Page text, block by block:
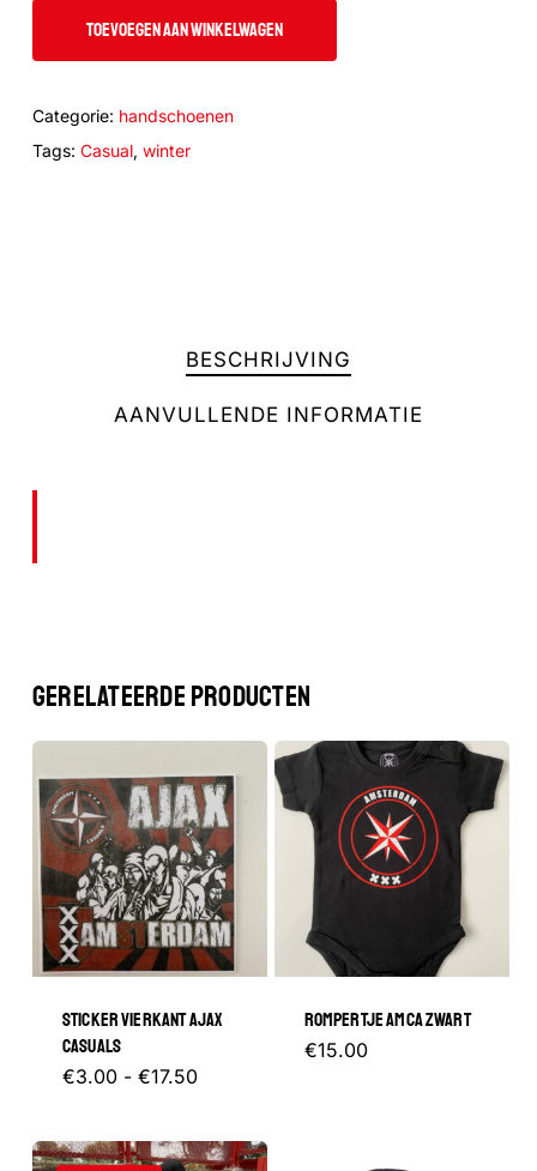
Geen producten in de winkelwagen.
GA NAAR DE WINKEL
TOEVOEGEN AAN WINKELWAGEN
Categorie: handschoenen
Tags: Casual, winter
BESCHRIJVING
AANVULLENDE INFORMATIE
GERELATEERDE PRODUCTEN
STICKER VIERKANT AJAX
CASUALS
€3.00 - €17.50Prijsklasse:
Dit
heeft
ROMPERTJE AMCA ZWART
€15.00